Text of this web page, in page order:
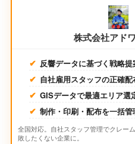
株式会社アド
反響データに基づく戦略提
自社雇用スタッフの正確配
GISデータで最適エリア選
制作・印刷・配布を一括管
全国対応。自社スタッフ管理でクレー
敗したくない企業に。